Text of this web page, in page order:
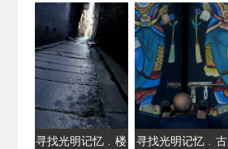
的摄影情缘
寻找光明记忆﹒楼
寻找光明记忆﹒古